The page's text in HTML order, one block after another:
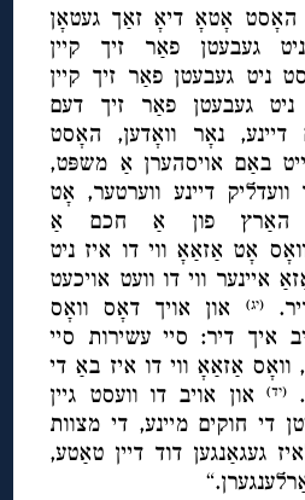
אָטאָ דיאָ זאַך געטאָן
געבעטן פאַר זיך קיין
ניט געבעטן פאַר זיך קיין
געבעטן פאַר זיך דעם
דיינע, נאָר וואָדען, האָסט
באַם אויסהערן אַ משפּט,
דיינע ווערטער, אָט
האַרץ פון אַ חכם אַ
אָט אַזאַאָ ווי דו איז ניט
איינער ווי דו וועט אויכעט
(יג)
און אויך דאָס וואָס
איך דיר: סיי עשירות סיי
וואָס אַזאַאָ ווי דו איז באַ די
(יד)
און אויב דו וועסט גיין
די חוקים מיינע, די מצוות
געגאַנגען דוד דיין טאַטע,